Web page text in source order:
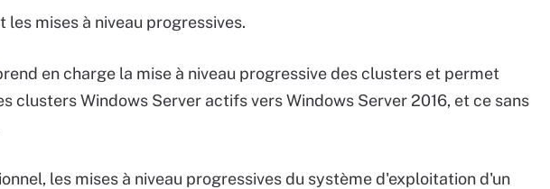
les mises à niveau progressives.
en charge la mise à niveau progressive des clusters et permet
clusters Windows Server actifs vers Windows Server 2016, et ce sans
les mises à niveau progressives du système d'exploitation d'un